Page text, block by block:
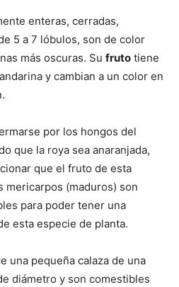
enteras, cerradas,
5 a 7 lóbulos, son de color
más oscuras. Su fruto tiene
y cambian a un color en
por los hongos del
que la roya sea anaranjada,
que el fruto de esta
mericarpos (maduros) son
para poder tener una
esta especie de planta.
una pequeña calaza de una
diámetro y son comestibles